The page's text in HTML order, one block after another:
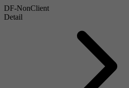
DF-NonClient
Detail